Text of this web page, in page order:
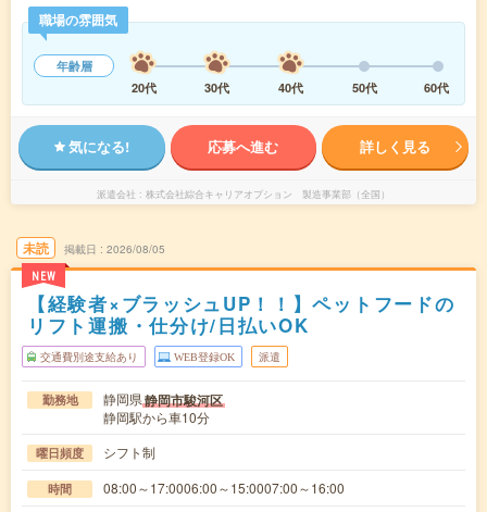
職場の雰囲気
年齢層
20代
30代 40代 50代 60代
気になる! 応募へ進む 詳しく見る
派遣会社 株式会社綜合キャリアオプション 製造事業部（全国）
未読
NEW
掲載日 2026/08/05
【経験者×ブラッシュUP！！】ペットフードの
リフト運搬・仕分け/日払いOK
交通費別途支給あり WEB登録OK 派遣
勤務地 静岡県静岡市駿河区
静岡駅から車10分
曜日頻度 シフト制
時間 08:00～17:0006:00～15:0007:00～16:00